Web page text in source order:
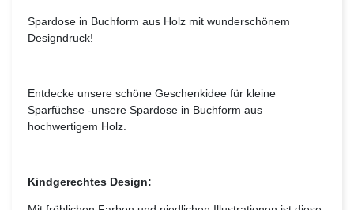
Spardose in Buchform aus Holz mit wunderschönem
Designdruck!
Entdecke unsere schöne Geschenkidee für kleine
Sparfüchse -unsere Spardose in Buchform aus
hochwertigem Holz.
Kindgerechtes Design: